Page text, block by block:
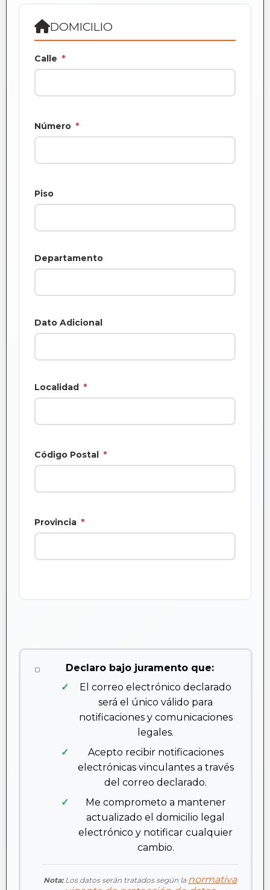
DOMICILIO
Calle *
Número *
Piso
Departamento
Dato Adicional
Localidad *
Código Postal *
Provincia *
Declaro bajo juramento que:
El correo electrónico declarado
será el único válido para
notificaciones y comunicaciones
legales.
Acepto recibir notificaciones
electrónicas vinculantes a través
del correo declarado.
Me comprometo a mantener
actualizado el domicilio legal
electrónico y notificar cualquier
cambio.
Nota:Los datos serán tratados según la normativa